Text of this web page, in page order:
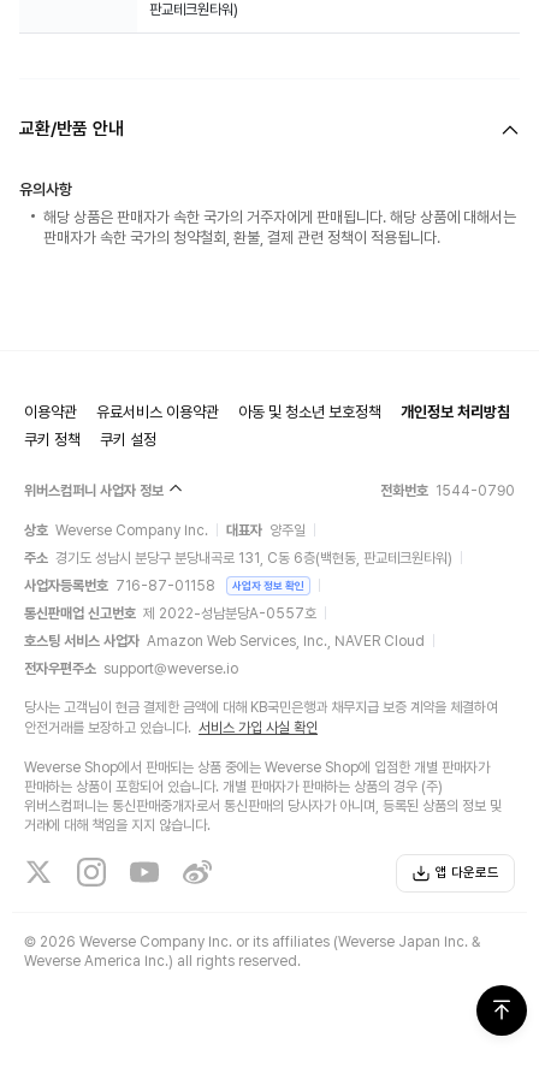
판교테크원타워)
교환/반품 안내
유의사항
해당 상품은 판매자가 속한 국가의 거주자에게 판매됩니다. 해당 상품에 대해서는
판매자가 속한 국가의 청약철회, 환불, 결제 관련 정책이 적용됩니다.
이용약관 유료서비스 이용약관 아동 및 청소년 보호정책
개인정보 처리방침
쿠키 정책
쿠키 설정
위버스컴퍼니 사업자 정보 전화번호 1544-0790
상호 Weverse Company Inc. 대표자 양주일
주소 경기도 성남시 분당구 분당내곡로 131, C동 6층(백현동, 판교테크원타워)
사업자등록번호 716-87-01158 사업자 정보 확인
통신판매업 신고번호 제 2022-성남분당A-0557호
호스팅 서비스 사업자 Amazon Web Services, Inc., NAVER Cloud
전자우편주소 support@weverse.io
당사는 고객님이 현금 결제한 금액에 대해 KB국민은행과 채무지급 보증 계약을 체결하여
안전거래를 보장하고 있습니다. 서비스 가입 사실 확인
Weverse Shop에서 판매되는 상품 중에는 Weverse Shop에 입점한 개별 판매자가
판매하는 상품이 포함되어 있습니다. 개별 판매자가 판매하는 상품의 경우 (주)
위버스컴퍼니는 통신판매중개자로서 통신판매의 당사자가 아니며, 등록된 상품의 정보 및
거래에 대해 책임을 지지 않습니다.
앱 다운로드
© 2026 Weverse Company Inc. or its affiliates (Weverse Japan Inc. &
Weverse America Inc.) all rights reserved.